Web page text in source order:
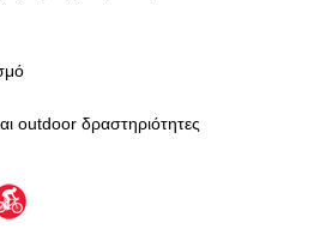
outdoor δραστηριότητες